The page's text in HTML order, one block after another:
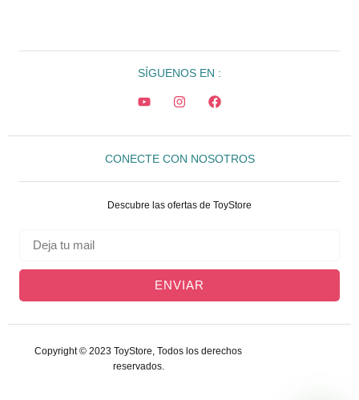
SÍGUENOS EN :
CONECTE CON NOSOTROS
Descubre las ofertas de ToyStore
ENVIAR
Copyright © 2023 ToyStore, Todos los derechos
reservados.